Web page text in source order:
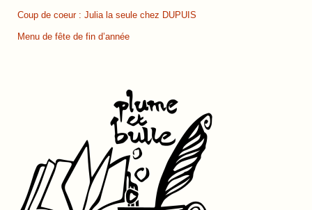
Coup de coeur : Julia la seule chez DUPUIS
Menu de fête de fin d’année